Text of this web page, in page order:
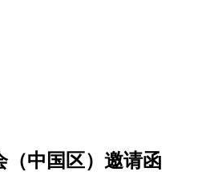
（中国区）邀请函